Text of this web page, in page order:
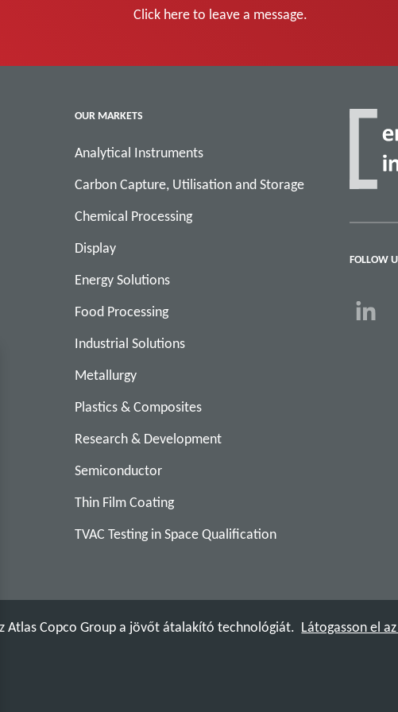
Click here to leave a message.
OUR MARKETS
Analytical Instruments
Carbon Capture, Utilisation and Storage
Chemical Processing
Display
Energy Solutions
Food Processing
Industrial Solutions
Metallurgy
Plastics & Composites
Research & Development
Semiconductor
Thin Film Coating
TVAC Testing in Space Qualification
FOLLOW
Atlas Copco Group a jövőt átalakító technológiát. Látogasson el